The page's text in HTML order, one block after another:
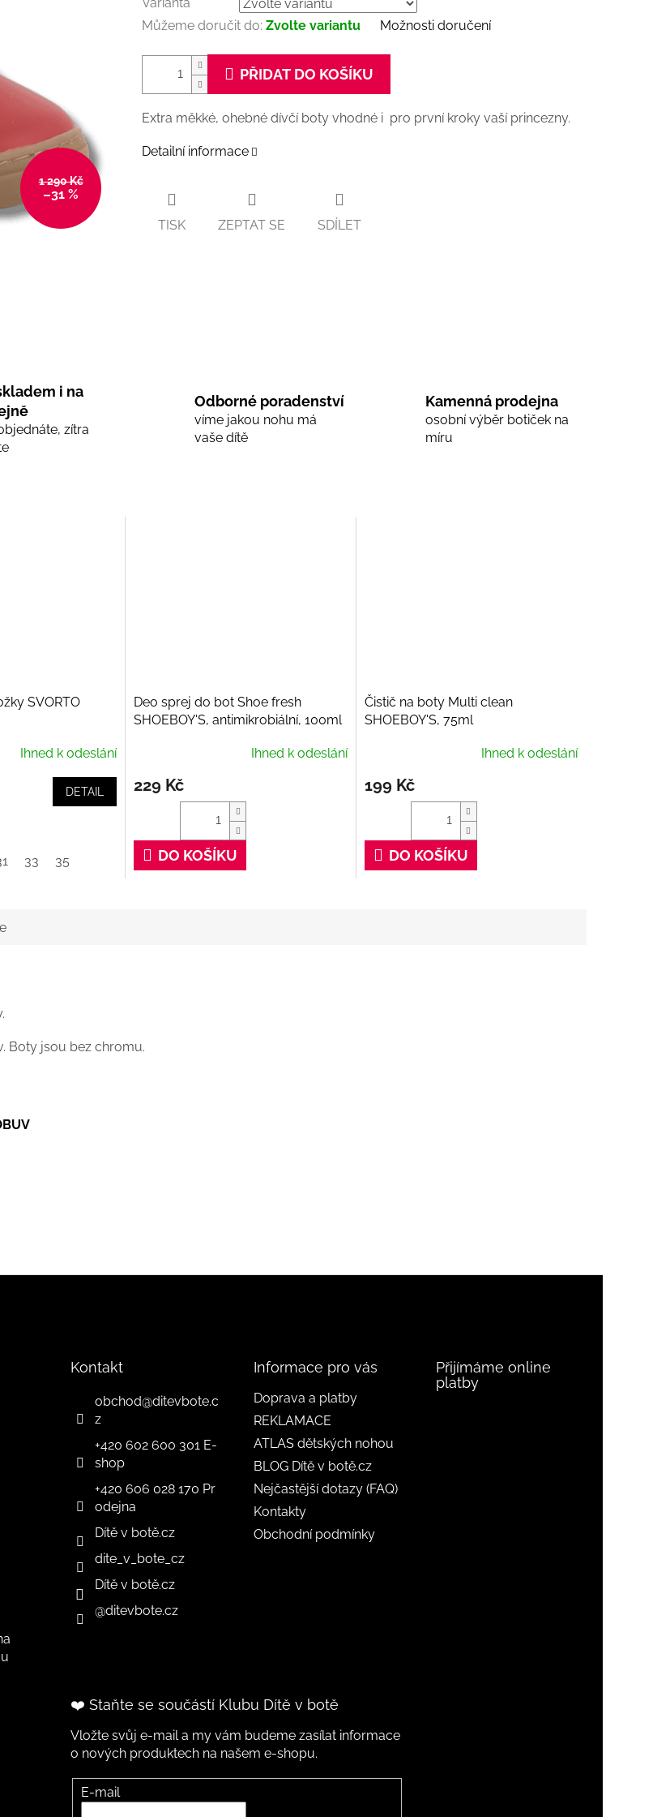
1 290 Kč
–31 %
Varianta
Můžeme doručit do: Zvolte variantu Možnosti doručení
PŘIDAT DO KOŠÍKU
Extra měkké, ohebné dívčí boty vhodné i pro první kroky vaší princezny.
Detailní informace
TISK ZEPTAT SE SDÍLET
i na
zítra
Odborné poradenství
víme jakou nohu má
vaše dítě
Kamenná prodejna
osobní výběr botiček na
míru
SVORTO
Ihned k odeslání
DETAIL
33 35
Deo sprej do bot Shoe fresh
SHOEBOY'S, antimikrobiální, 100ml
Ihned k odeslání
229 Kč
DO KOŠÍKU
Čistič na boty Multi clean
SHOEBOY'S, 75ml
Ihned k odeslání
199 Kč
DO KOŠÍKU
Boty jsou bez chromu.
Kontakt
obchod@ditevbote.c
z
+420 602 600 301 E-
shop
+420 606 028 170 Pr
odejna
Dítě v botě.cz
dite_v_bote_cz
Dítě v botě.cz
@ditevbote.cz
Informace pro vás
Doprava a platby
REKLAMACE
ATLAS dětských nohou
BLOG Dítě v botě.cz
Nejčastější dotazy (FAQ)
Kontakty
Obchodní podmínky
Přijímáme online
platby
❤️ Staňte se součástí Klubu Dítě v botě
Vložte svůj e-mail a my vám budeme zasílat informace
o nových produktech na našem e-shopu.
E-mail